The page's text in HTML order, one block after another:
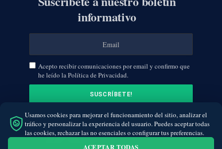
informativo
Acepto recibir comunicaciones por email y confirmo que
he leído la Política de Privacidad.
Usamos cookies para mejorar el funcionamiento del sitio, analizar el
tráfico y personalizar la experiencia del usuario. Puedes aceptar todas
las cookies, rechazar las no esenciales o configurar tus preferencias.
ACEPTAR TODAS